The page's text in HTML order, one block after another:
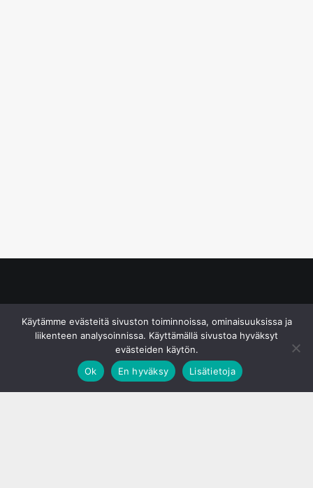
Käytämme evästeitä sivuston toiminnoissa, ominaisuuksissa ja
liikenteen analysoinnissa. Käyttämällä sivustoa hyväksyt
evästeiden käytön.
Ok
En hyväksy Lisätietoja